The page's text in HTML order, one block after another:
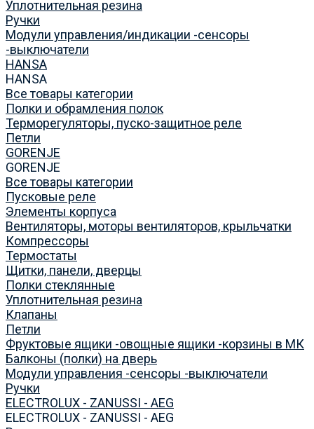
Уплотнительная резина
Ручки
Модули управления/индикации -сенсоры
-выключатели
HANSA
HANSA
Все товары категории
Полки и обрамления полок
Терморегуляторы, пуско-защитное реле
Петли
GORENJE
GORENJE
Все товары категории
Пусковые реле
Элементы корпуса
Вентиляторы, моторы вентиляторов, крыльчатки
Компрессоры
Термостаты
Щитки, панели, дверцы
Полки стеклянные
Уплотнительная резина
Клапаны
Петли
Фруктовые ящики -овощные ящики -корзины в МК
Балконы (полки) на дверь
Модули управления -сенсоры -выключатели
Ручки
ELECTROLUX - ZANUSSI - AEG
ELECTROLUX - ZANUSSI - AEG